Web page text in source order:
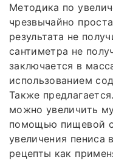
Методика по
чрезвычайно
результата не
сантиметра не
заключается в
использованием
Также
можно увеличить
помощью пищевой
увеличения пениса
рецепты как